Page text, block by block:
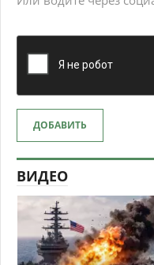
ДОБАВИТЬ
ВИДЕО